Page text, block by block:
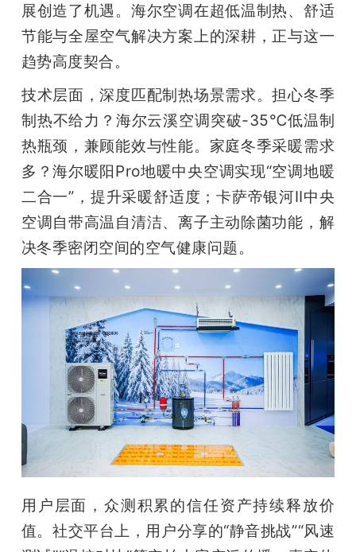
展创造了机遇。海尔空调在超低温制热、舒适
节能与全屋空气解决方案上的深耕，正与这一
趋势高度契合。
技术层面，深度匹配制热场景需求。担心冬季
制热不给力？海尔云溪空调突破-35℃低温制
热瓶颈，兼顾能效与性能。家庭冬季采暖需求
多？海尔暖阳Pro地暖中央空调实现“空调地暖
二合一”，提升采暖舒适度；卡萨帝银河Ⅱ中央
空调自带高温自清洁、离子主动除菌功能，解
决冬季密闭空间的空气健康问题。
用户层面，众测积累的信任资产持续释放价
值。社交平台上，用户分享的“静音挑战”“风速